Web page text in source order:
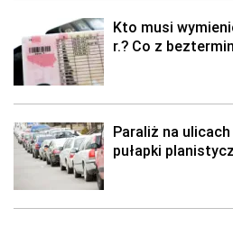
Kto musi
r.? Co z
Paraliż na
pułapki